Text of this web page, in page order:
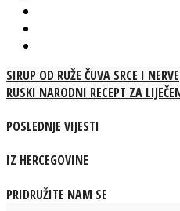
SIRUP OD RUŽE ČUVA SRCE I NERVE
RUSKI NARODNI RECEPT ZA
POSLEDNJE VIJESTI
IZ HERCEGOVINE
PRIDRUŽITE NAM SE